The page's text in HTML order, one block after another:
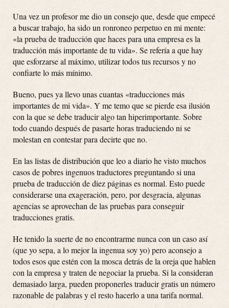
Una vez un profesor me dio un consejo que, desde que empecé
a buscar trabajo, ha sido un ronroneo perpetuo en mi mente:
«la prueba de traducción que haces para una empresa es la
traducción más importante de tu vida». Se refería a que hay
que esforzarse al máximo, utilizar todos tus recursos y no
confiarte lo más mínimo.
Bueno, pues ya llevo unas cuantas «traducciones más
importantes de mi vida». Y me temo que se pierde esa ilusión
con la que se debe traducir algo tan hiperimportante. Sobre
todo cuando después de pasarte horas traduciendo ni se
molestan en contestar para decirte que no.
En las listas de distribución que leo a diario he visto muchos
casos de pobres ingenuos traductores preguntando si una
prueba de traducción de diez páginas es normal. Esto puede
considerarse una exageración, pero, por desgracia, algunas
agencias se aprovechan de las pruebas para conseguir
traducciones gratis.
He tenido la suerte de no encontrarme nunca con un caso así
(que yo sepa, a lo mejor la ingenua soy yo) pero aconsejo a
todos esos que estén con la mosca detrás de la oreja que hablen
con la empresa y traten de negociar la prueba. Si la consideran
demasiado larga, pueden proponerles traducir gratis un número
razonable de palabras y el resto hacerlo a una tarifa normal.